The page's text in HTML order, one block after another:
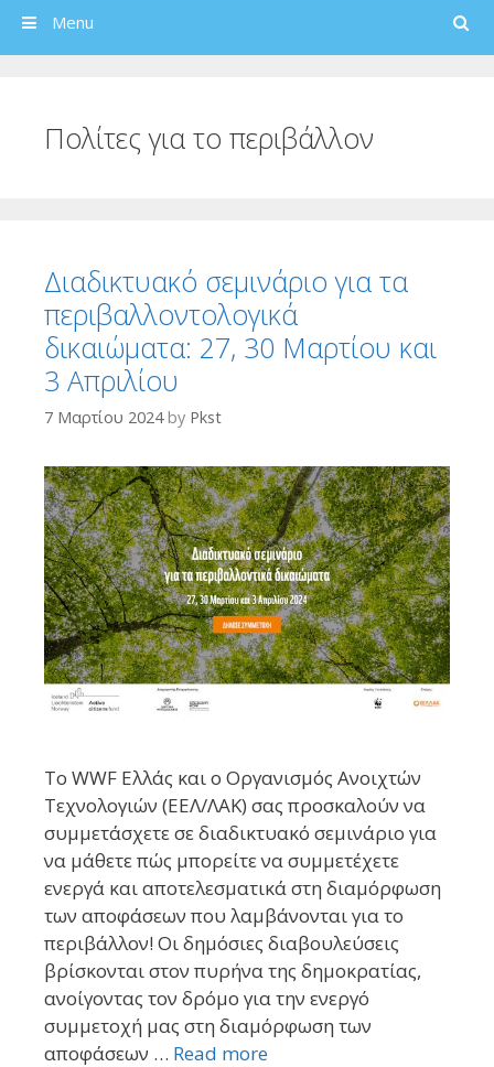
Search
Menu
Πολίτες για το περιβάλλον
Διαδικτυακό σεμινάριο για τα
περιβαλλοντολογικά
δικαιώματα: 27, 30 Μαρτίου και
3 Απριλίου
7 Μαρτίου 2024 by Pkst
Το WWF Ελλάς και ο Οργανισμός Ανοιχτών
Τεχνολογιών (ΕΕΛ/ΛΑΚ) σας προσκαλούν να
συμμετάσχετε σε διαδικτυακό σεμινάριο για
να μάθετε πώς μπορείτε να συμμετέχετε
ενεργά και αποτελεσματικά στη διαμόρφωση
των αποφάσεων που λαμβάνονται για το
περιβάλλον! Οι δημόσιες διαβουλεύσεις
βρίσκονται στον πυρήνα της δημοκρατίας,
ανοίγοντας τον δρόμο για την ενεργό
συμμετοχή μας στη διαμόρφωση των
αποφάσεων … Read more